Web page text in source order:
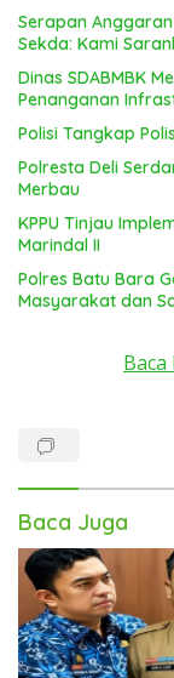
Serapan
Sekda: Kami
Dinas SDABMBK
Penanganan
Polisi Tangkap
Polresta Deli
Merbau
KPPU Tinjau
Marindal II
Polres Batu Bara
Masyarakat dan
Baca Juga